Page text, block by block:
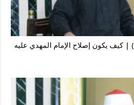
الإمام المهدي والفتن (39) | كيف يكون إصلاح الإمام المهدي عليه